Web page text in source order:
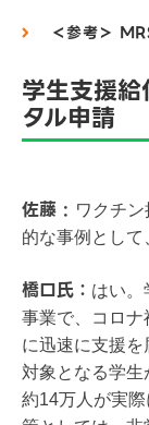
＜参考＞
学生支援
タル申請
佐藤 : ワクチ
的な事例として
橋口氏： はい。
事業で、コロナ
に迅速に支援を
対象となる学
約14万人が実